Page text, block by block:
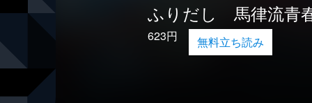
ふりだし 馬律流青
623円 無料立ち読み